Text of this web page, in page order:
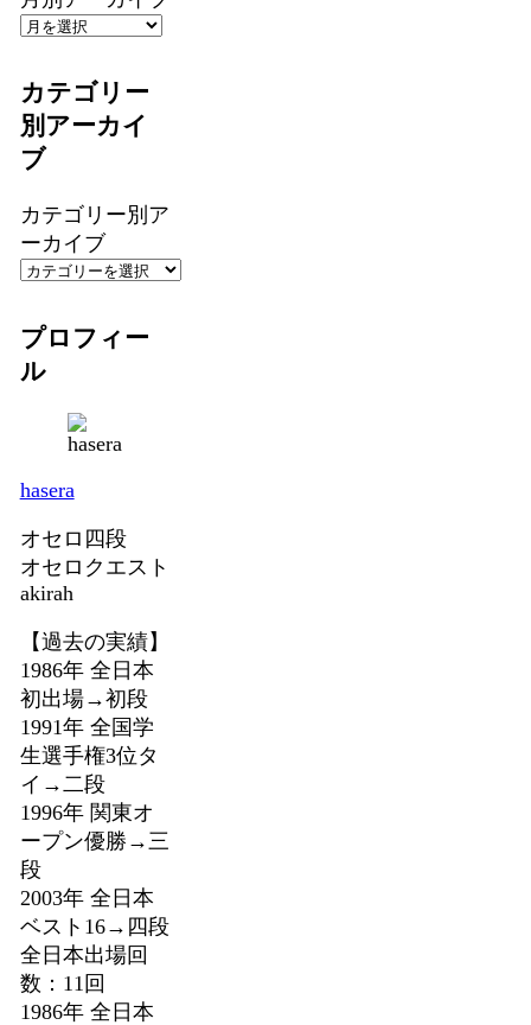
カテゴリー
別アーカイ
ブ
カテゴリー別ア
ーカイブ
プロフィー
ル
hasera
オセロ四段
オセロクエスト
akirah
【過去の実績】
1986年 全日本
初出場→初段
1991年 全国学
生選手権3位タ
イ→二段
1996年 関東オ
ープン優勝→三
段
2003年 全日本
ベスト16→四段
全日本出場回
数：11回
1986年 全日本